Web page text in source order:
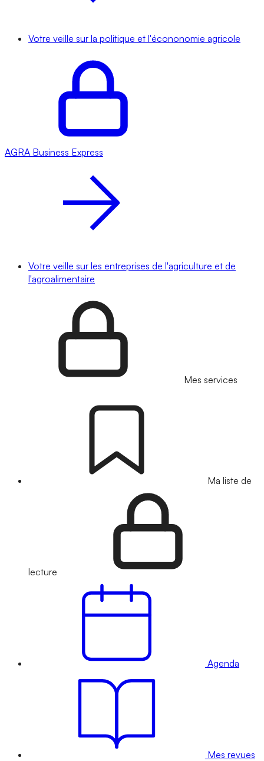
Votre veille sur la politique et l'écononomie agricole
AGRA Business Express
Votre veille sur les entreprises de l'agriculture et de
l'agroalimentaire
Mes services
Ma liste de
lecture
Agenda
Mes revues